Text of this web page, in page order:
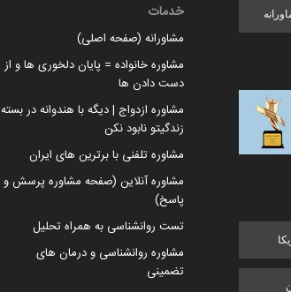
خدمات
مشاورانه (صفحه اصلی)
مشاوره خانواده = پایان دلخوری ها و از
دست دادن ها
مشاوره ازدواج | دیگه با هندوانه در بسته
زندگیتو نابود نکن
مشاوره تلفنی با برترین های ایران
مشاوره آنلاین (صفحه مشاوره پرسش و
پاسخ)
تست روانشناسی به همراه تحلیل
مشاوره روانشناسی و درمان های
تضمینی